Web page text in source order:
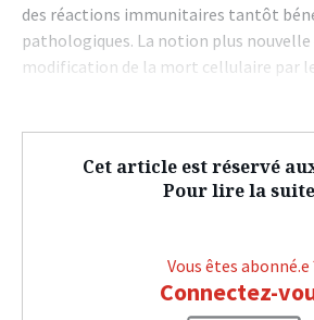
des réactions immunitaires tantôt
pathologiques. La notion plus nouvelle
modification de la mort cellulaire par
Cet article est réservé
Pour lire la
Vous êtes abonné.e
Connectez-